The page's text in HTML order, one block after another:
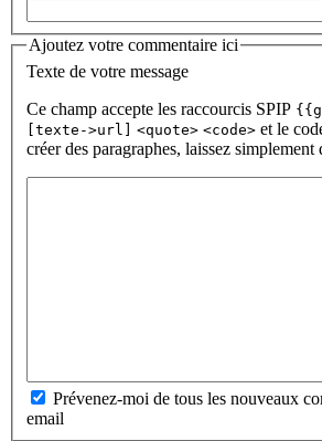
Ajoutez votre commentaire ici
Texte de votre message
Ce champ accepte les raccourcis SPIP
[texte->url]
<quote> <code> et le
créer des paragraphes, laissez simplement
Prévenez-moi de tous les nouveaux
email